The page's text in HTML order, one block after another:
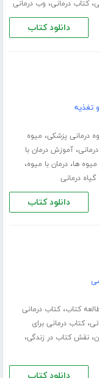
،کتاب درمانی، وب درمانی
دانلود کتاب
تغذیه
درمانی پزشکی، میوه
،آموزش درمان با
ها،درمان با میوه،
گیاه درمانی
دانلود کتاب
کتاب،کتاب درمانی
،کتاب درمانی برای
،نقش کتاب در زندگی،